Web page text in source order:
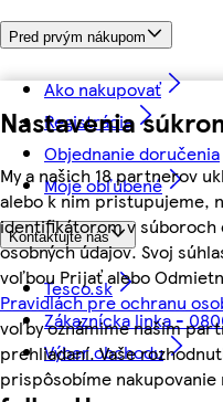
Nastavenia
My a našich 18 partnerov
alebo k nim pristupujeme,
identifikátorom v súboroch
osobných údajov. Svoj
voľbou Prijať alebo
Pravidlách pre ochranu
voľby oznámime našim
prehliadaní. Vaše
prispôsobíme nakupovanie
Pred prvým nákupom
Ako nakupovať
Registrácia
Objednanie doručenia
Moje obľúbené
Kontaktujte nás
Tesco.sk
Zákaznícka linka -
Výber obchodu